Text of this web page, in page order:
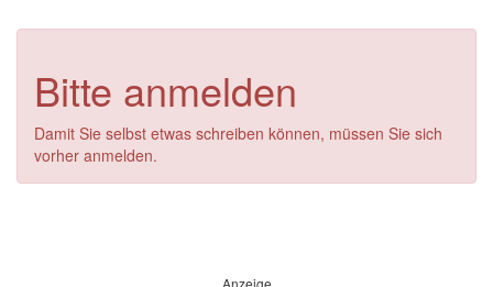
Bitte anmelden
Damit Sie selbst etwas schreiben können, müssen Sie sich
vorher anmelden.
Anzeige